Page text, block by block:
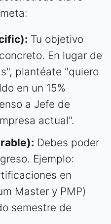
Tu objetivo
En lugar de
plantéate "quiero
en un 15%
a Jefe de
actual".
Debes poder
Ejemplo:
en
Master y PMP)
semestre de